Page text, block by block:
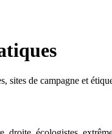
sites de campagne et